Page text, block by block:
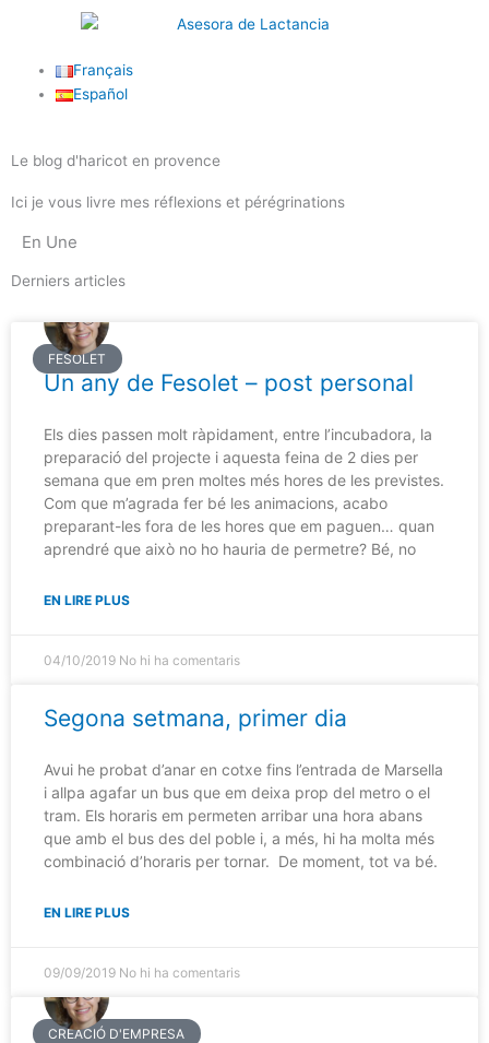
Français
Español
Le blog d'haricot en provence
Ici je vous livre mes réflexions et pérégrinations
En Une
Derniers articles
FESOLET
Un any de Fesolet – post personal
Els dies passen molt ràpidament, entre l’incubadora, la
preparació del projecte i aquesta feina de 2 dies per
semana que em pren moltes més hores de les previstes.
Com que m’agrada fer bé les animacions, acabo
preparant-les fora de les hores que em paguen… quan
aprendré que això no ho hauria de permetre? Bé, no
EN LIRE PLUS
04/10/2019 No hi ha comentaris
Segona setmana, primer dia
Avui he probat d’anar en cotxe fins l’entrada de Marsella
i allpa agafar un bus que em deixa prop del metro o el
tram. Els horaris em permeten arribar una hora abans
que amb el bus des del poble i, a més, hi ha molta més
combinació d’horaris per tornar. De moment, tot va bé.
EN LIRE PLUS
09/09/2019 No hi ha comentaris
CREACIÓ D'EMPRESA
Pàgina
Pàgina